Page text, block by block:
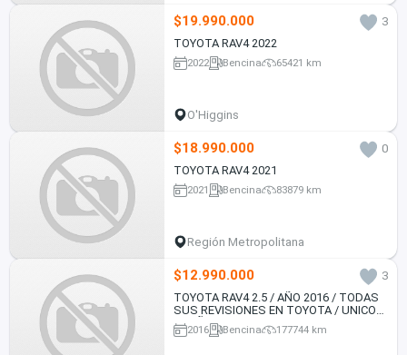
$19.990.000
3
TOYOTA RAV4 2022
2022 Bencina 65421 km
O'Higgins
$18.990.000
0
TOYOTA RAV4 2021
2021 Bencina 83879 km
Región Metropolitana
$12.990.000
3
TOYOTA RAV4 2.5 / AÑO 2016 / TODAS
SUS REVISIONES EN TOYOTA / UNICO
DUEÑO / EXCELENTE ESTADO
2016 Bencina 177744 km